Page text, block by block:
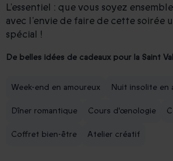
L’essentiel : que vous soyez
avec l’envie de faire de cette soirée
spécial !
De belles idées de cadeaux pour la Saint
Week-end en amoureux Nuit insolite en
Dîner romantique Cours d'œnologie
Coffret bien-être Atelier créatif